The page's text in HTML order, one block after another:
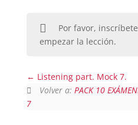
Por favor,
empezar la lección.
Listening part. Mock 7.
Volver a: PACK 10
7